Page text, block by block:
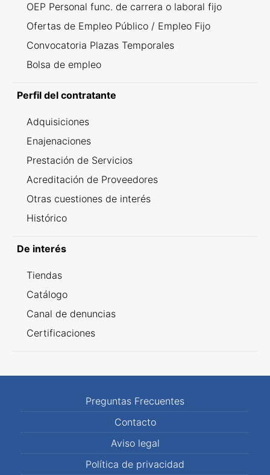
OEP Personal func. de carrera o laboral fijo
Ofertas de Empleo Público / Empleo Fijo
Convocatoria Plazas Temporales
Bolsa de empleo
Perfil del contratante
Adquisiciones
Enajenaciones
Prestación de Servicios
Acreditación de Proveedores
Otras cuestiones de interés
Histórico
De interés
Tiendas
Catálogo
Canal de denuncias
Certificaciones
Preguntas Frecuentes
Contacto
Aviso legal
Política de privacidad